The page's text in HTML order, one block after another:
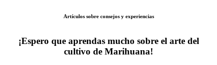
Artículos sobre consejos y experiencias
¡Espero que aprendas mucho sobre el arte del
cultivo de Marihuana!